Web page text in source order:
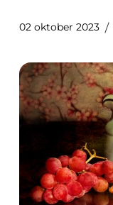
02 oktober 2023